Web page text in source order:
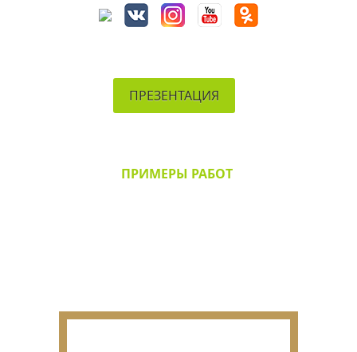
ПРЕЗЕНТАЦИЯ
ПРИМЕРЫ РАБОТ